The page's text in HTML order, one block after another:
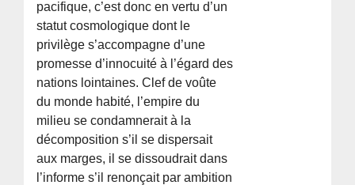
pacifique, c’est donc en vertu d’un
statut cosmologique dont le
privilège s’accompagne d’une
promesse d’innocuité à l’égard des
nations lointaines. Clef de voûte
du monde habité, l’empire du
milieu se condamnerait à la
décomposition s’il se dispersait
aux marges, il se dissoudrait dans
l’informe s’il renonçait par ambition